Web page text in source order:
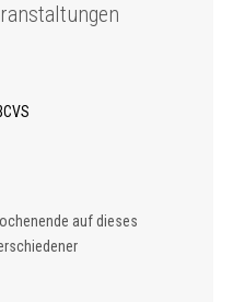
auf dieses